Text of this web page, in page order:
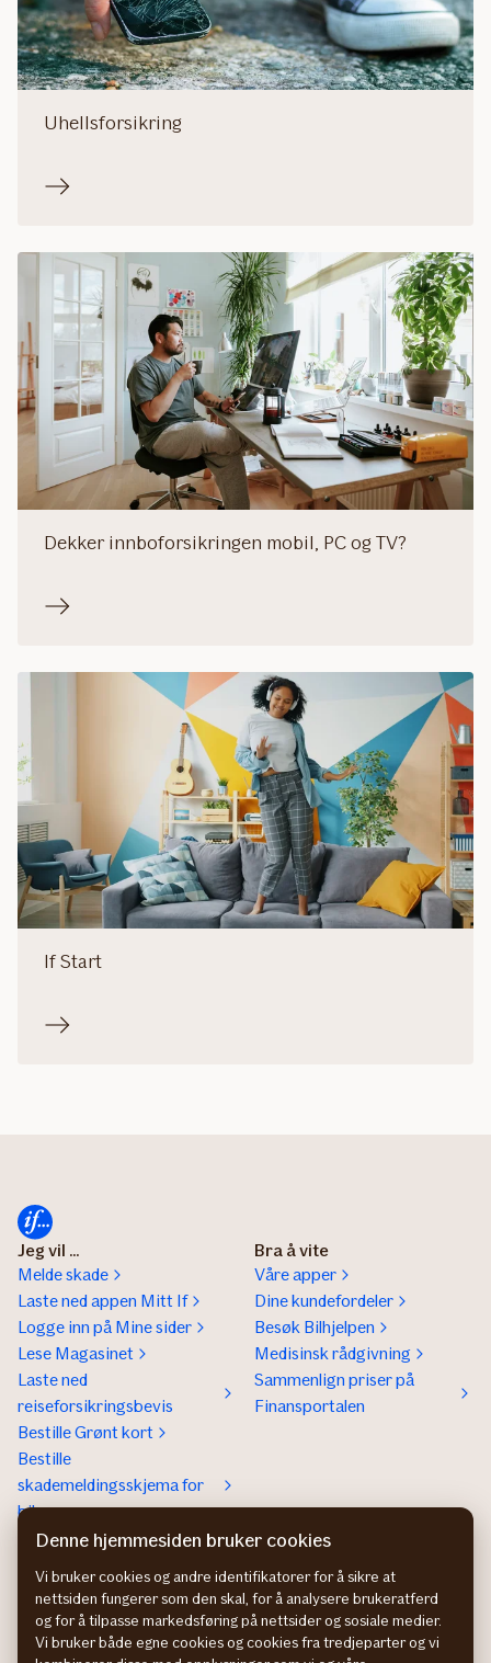
Uhellsforsikring
Dekker innboforsikringen mobil, PC og TV?
If Start
Jeg vil ...
Melde skade
Laste ned appen Mitt If
Logge inn på Mine sider
Lese Magasinet
Laste ned
reiseforsikringsbevis
Bestille Grønt kort
Bestille
skademeldingsskjema for
bil
Bra å vite
Våre apper
Dine kundefordeler
Besøk Bilhjelpen
Medisinsk rådgivning
Sammenlign priser på
Finansportalen
Om If
Om If
Bærekraft og klima
Jobb hos oss
Presse
Kontakt If
Kundeservice
Betaling og faktura
Hvis du ikke er fornøyd
Presse
Denne hjemmesiden bruker cookies
Vi bruker cookies og andre identifikatorer for å sikre at
nettsiden fungerer som den skal, for å analysere brukeratferd
og for å tilpasse markedsføring på nettsider og sosiale medier.
Vi bruker både egne cookies og cookies fra tredjeparter og vi